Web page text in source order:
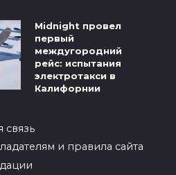
Midnight провел
первый
междугородний
рейс: испытания
электротакси в
Калифорнии
связь
и правила сайта